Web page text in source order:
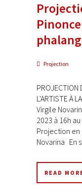
Projection
PROJECTION
L'ARTISTE À
Virgile
2023 à 16h
Projection en
Novarina En
READ